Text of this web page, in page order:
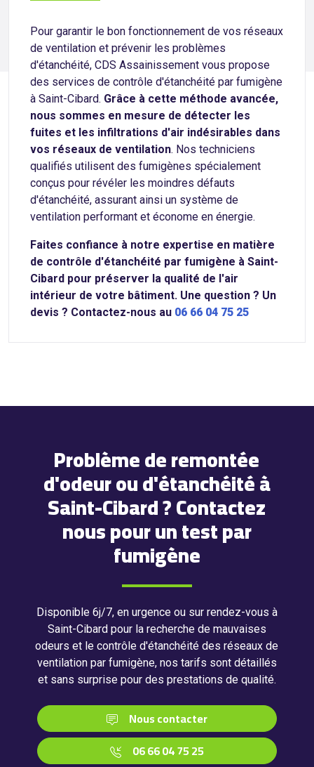
Pour garantir le bon fonctionnement de vos réseaux
de ventilation et prévenir les problèmes
d'étanchéité, CDS Assainissement vous propose
des services de contrôle d'étanchéité par fumigène
à Saint-Cibard. Grâce à cette méthode avancée,
nous sommes en mesure de détecter les
fuites et les infiltrations d'air indésirables dans
vos réseaux de ventilation. Nos techniciens
qualifiés utilisent des fumigènes spécialement
conçus pour révéler les moindres défauts
d'étanchéité, assurant ainsi un système de
ventilation performant et économe en énergie.
Faites confiance à notre expertise en matière
de contrôle d'étanchéité par fumigène à Saint-
Cibard pour préserver la qualité de l'air
intérieur de votre bâtiment. Une question ? Un
devis ? Contactez-nous au 06 66 04 75 25
Problème de remontée
d'odeur ou d'étanchéité à
Saint-Cibard ? Contactez
nous pour un test par
fumigène
Disponible 6j/7, en urgence ou sur rendez-vous à
Saint-Cibard pour la recherche de mauvaises
odeurs et le contrôle d'étanchéité des réseaux de
ventilation par fumigène, nos tarifs sont détaillés
et sans surprise pour des prestations de qualité.
Nous contacter
06 66 04 75 25